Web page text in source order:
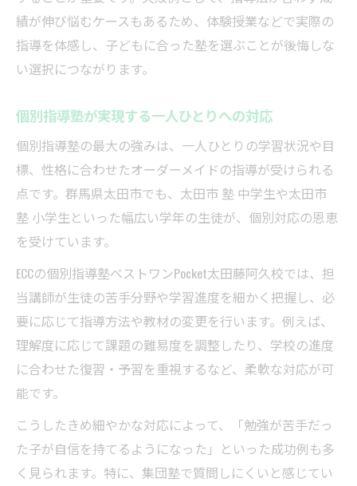
績が伸び悩むケースもあるため、体験授業などで実際の
指導を体感し、子どもに合った塾を選ぶことが後悔しな
い選択につながります。
個別指導塾が実現する一人ひとりへの対応
個別指導塾の最大の強みは、一人ひとりの学習状況や目
標、性格に合わせたオーダーメイドの指導が受けられる
点です。群馬県太田市でも、太田市 塾 中学生や太田市
塾 小学生といった幅広い学年の生徒が、個別対応の恩恵
を受けています。
ECCの個別指導塾ベストワンPocket太田藤阿久校では、担
当講師が生徒の苦手分野や学習進度を細かく把握し、必
要に応じて指導方法や教材の変更を行います。例えば、
理解度に応じて課題の難易度を調整したり、学校の進度
に合わせた復習・予習を重視するなど、柔軟な対応が可
能です。
こうしたきめ細やかな対応によって、「勉強が苦手だっ
た子が自信を持てるようになった」といった成功例も多
く見られます。特に、集団塾で質問しにくいと感じてい